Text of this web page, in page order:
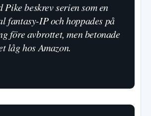
Pike beskrev serien som en
fantasy-IP och hoppades på
före avbrottet, men betonade
låg hos Amazon.